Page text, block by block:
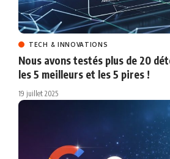
TECH & INNOVATIONS
Nous avons testés plus de 20
les 5 meilleurs et les 5 pires !
19 juillet 2025